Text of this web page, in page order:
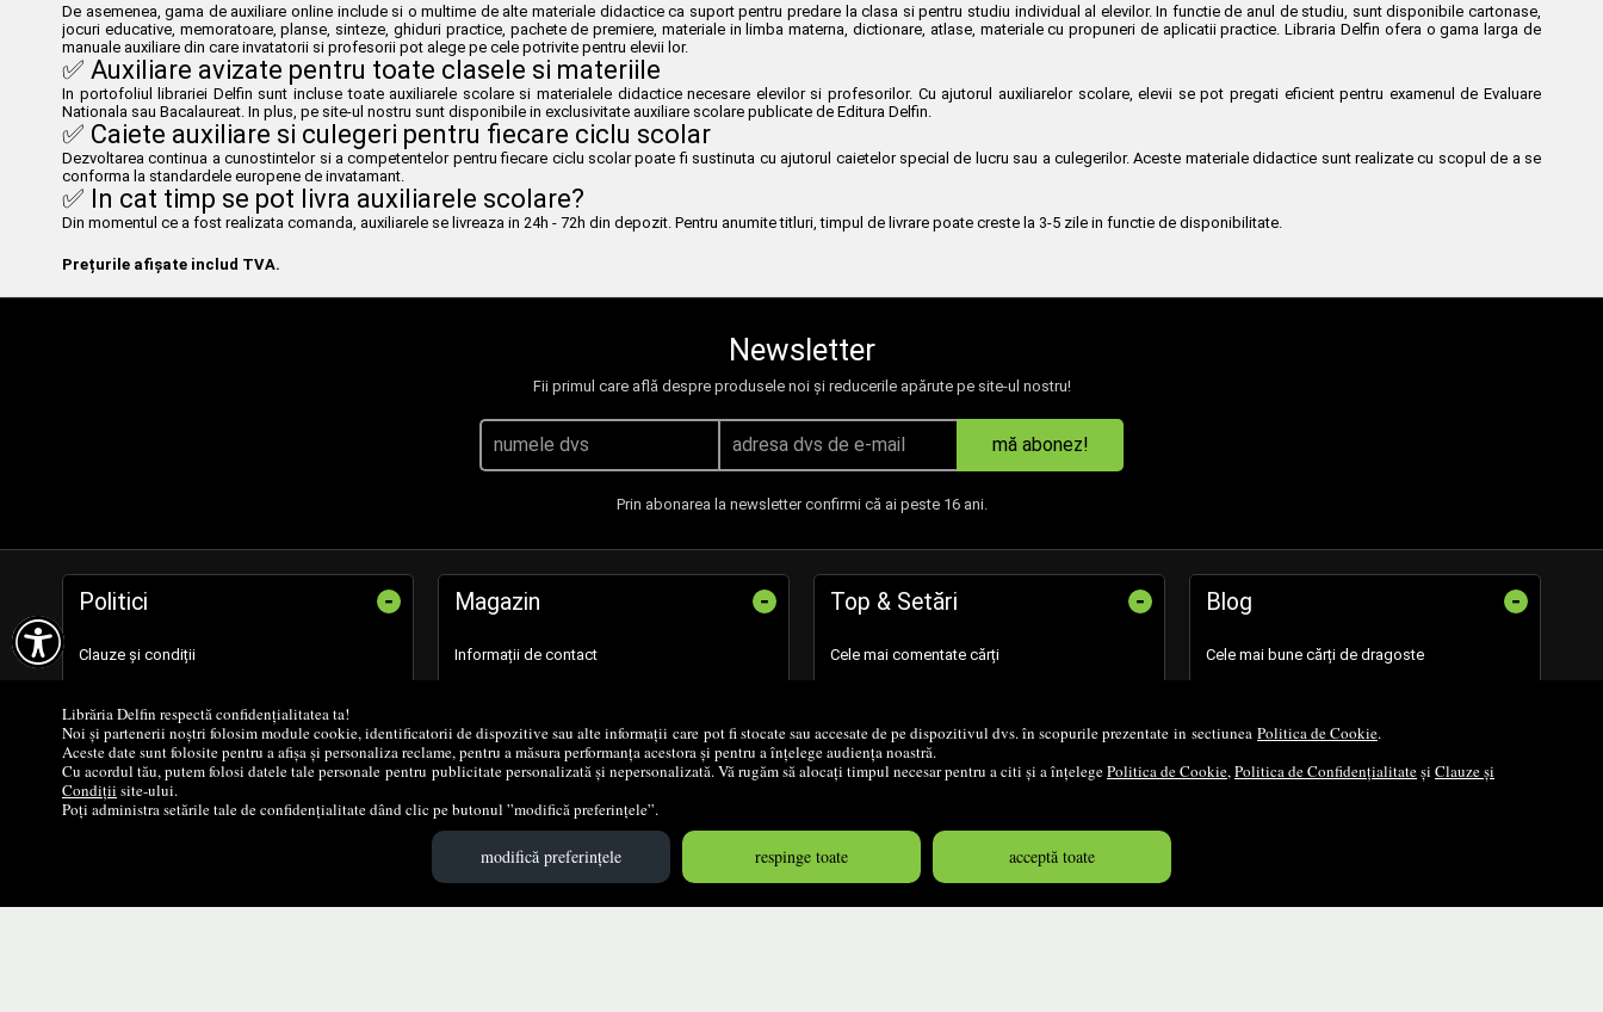

Librăria Delfin respectă confidențialitatea ta!
Noi și partenerii noștri folosim module cookie, identificatorii de dispozitive sau alte informații care pot fi stocate sau accesate de pe dispozitivul dvs. în scopurile prezentate in sectiunea Politica de Cookie.
Aceste date sunt folosite pentru a afișa și personaliza reclame, pentru a măsura performanța acestora și pentru a înțelege audiența noastră.
Cu acordul tău, putem folosi datele tale personale pentru publicitate personalizată și nepersonalizată. Vă rugăm să alocați timpul necesar pentru a citi și a înțelegePolitica de Cookie,Politica de Confidențialitateși Clauze și
Condiții site-ului.
Poți administra setările tale de confidențialitate dând clic pe butonul ”modifică preferințele”.
modifică preferințele respinge toate acceptă toate
De asemenea, gama de auxiliare online include si o multime de alte materiale didactice ca suport pentru predare la clasa si pentru studiu individual al elevilor. In functie de anul de studiu, sunt disponibile cartonase,
jocuri educative, memoratoare, planse, sinteze, ghiduri practice, pachete de premiere, materiale in limba materna, dictionare, atlase, materiale cu propuneri de aplicatii practice. Libraria Delfin ofera o gama larga de
manuale auxiliare din care invatatorii si profesorii pot alege pe cele potrivite pentru elevii lor.
✅ Auxiliare avizate pentru toate clasele si materiile
In portofoliul librariei Delfin sunt incluse toate auxiliarele scolare si materialele didactice necesare elevilor si profesorilor. Cu ajutorul auxiliarelor scolare, elevii se pot pregati eficient pentru examenul de Evaluare
Nationala sau Bacalaureat. In plus, pe site-ul nostru sunt disponibile in exclusivitate auxiliare scolare publicate de Editura Delfin.
✅ Caiete auxiliare si culegeri pentru fiecare ciclu scolar
Dezvoltarea continua a cunostintelor si a competentelor pentru fiecare ciclu scolar poate fi sustinuta cu ajutorul caietelor special de lucru sau a culegerilor. Aceste materiale didactice sunt realizate cu scopul de a se
conforma la standardele europene de invatamant.
✅ In cat timp se pot livra auxiliarele scolare?
Din momentul ce a fost realizata comanda, auxiliarele se livreaza in 24h - 72h din depozit. Pentru anumite titluri, timpul de livrare poate creste la 3-5 zile in functie de disponibilitate.
Prețurile afișate includ TVA.
Newsletter
Fii primul care află despre produsele noi și reducerile apărute pe site-ul nostru!
mă abonez!
Prin abonarea la newsletter confirmi că ai peste 16 ani.
Politici -
Clauze și condiții
Politica de Cookie
Politica de Confidențialitate
Cum cumperi?
Magazin -
Informații de contact
Cărţi noi
Promoţii
Edituri
Top & Setări -
Cele mai comentate cărți
Setările mele de accesibilitate
Blog -
Cele mai bune cărți de dragoste